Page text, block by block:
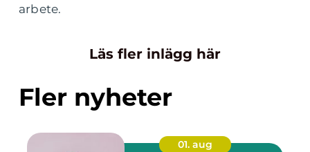
arbete.
Läs fler inlägg här
Fler nyheter
01. aug